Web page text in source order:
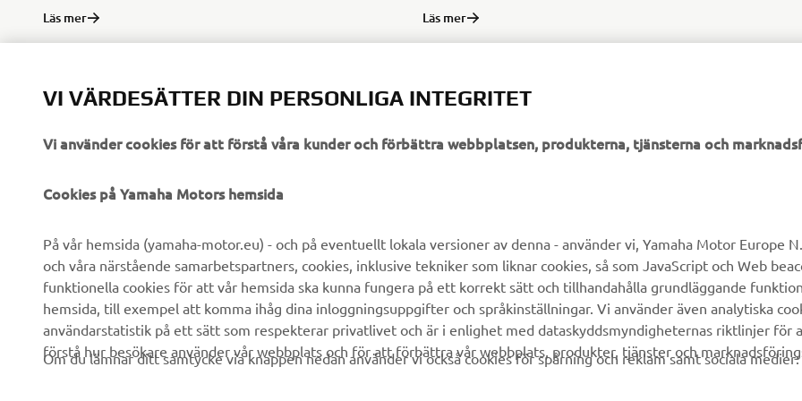
Läs mer Läs mer
FÖRETAG
Om oss
Nyheter
Yamaha Press
Broschyrer
B2B
eBike-system
Myndigheter
Golfbanor
Räddningstjänst
Körskolor
Yamaha Music
Yamaha Racing
Yamaha Motor Global
Mobilappar
Reservdelskatalog
Yamaha-återförsäljare
Hantering av avfall från
batterier
VI VÄRDESÄTTER DIN PERSONLIGA INTEGRITET
Vi använder cookies för att förstå våra kunder och förbättra webbplatsen, produkterna, tjänsterna och
Cookies på Yamaha Motors hemsida
På vår hemsida (yamaha-motor.eu) - och på eventuellt lokala versioner av denna - använder vi, Yamaha Motor Europe
och våra närstående samarbetspartners, cookies, inklusive tekniker som liknar cookies, så som JavaScript och Web
funktionella cookies för att vår hemsida ska kunna fungera på ett korrekt sätt och tillhandahålla grundläggande
hemsida, till exempel att komma ihåg dina inloggningsuppgifter och språkinställningar. Vi använder även analytiska
användarstatistik på ett sätt som respekterar privatlivet och är i enlighet med dataskyddsmyndigheternas riktlinjer för
förstå hur besökare använder vår webbplats och för att förbättra vår webbplats, produkter, tjänster och
Om du lämnar ditt samtycke via knappen nedan använder vi också cookies för spårning och reklam samt sociala medier: